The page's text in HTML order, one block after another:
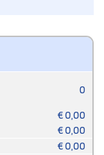
0
€0,00
€0,00
€0,00